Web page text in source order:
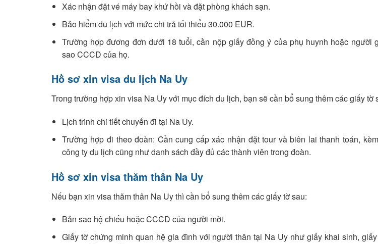
Xác nhận đặt vé máy bay khứ hồi và đặt phòng khách sạn.
Bảo hiểm du lịch với mức chi trả tối thiểu 30.000 EUR.
Trường hợp đương đơn dưới 18 tuổi, cần nộp giấy đồng ý của phụ huynh hoặc người
sao CCCD của họ.
Hồ sơ xin visa du lịch Na Uy
Trong trường hợp xin visa Na Uy với mục đích du lịch, bạn sẽ cần bổ sung thêm các giấy tờ
Lịch trình chi tiết chuyến đi tại Na Uy.
Trường hợp đi theo đoàn: Cần cung cấp xác nhận đặt tour và biên lai thanh toán,
công ty du lịch cũng như danh sách đầy đủ các thành viên trong đoàn.
Hồ sơ xin visa thăm thân Na Uy
Nếu bạn xin visa thăm thân Na Uy thì cần bổ sung thêm các giấy tờ sau:
Bản sao hộ chiếu hoặc CCCD của người mời.
Giấy tờ chứng minh quan hệ gia đình với người thân tại Na Uy như giấy khai sinh,